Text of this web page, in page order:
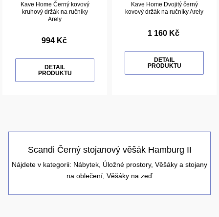
Kave Home Černý kovový
kruhový držák na ručníky
Arely
994 Kč
DETAIL
PRODUKTU
Kave Home Dvojitý černý
kovový držák na ručníky Arely
1 160 Kč
DETAIL
PRODUKTU
Scandi Černý stojanový věšák Hamburg II
Nájdete v kategorii: Nábytek Úložné prostory, Věšáky a stojany
na oblečení Věšáky na zeď